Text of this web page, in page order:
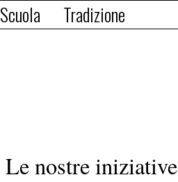
Scuola Tradizione
Le nostre iniziative